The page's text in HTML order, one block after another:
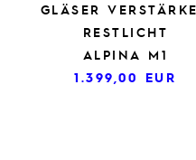
GLÄSER
RESTLICHT
ALPINA M1
1.399,00 EUR